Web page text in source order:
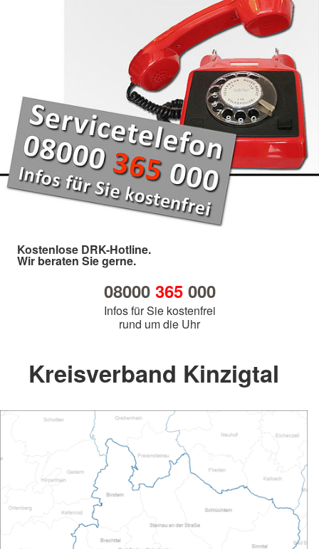
Kostenlose DRK-Hotline.
Wir beraten Sie gerne.
08000 365000
Infos für Sie kostenfrei
rund um die Uhr
Kreisverband Kinzigtal